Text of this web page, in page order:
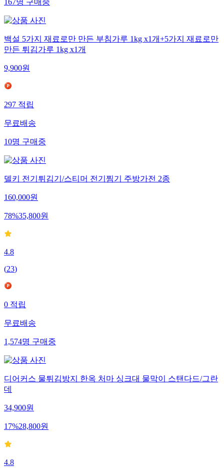
167명구매중
백설 5가지 재료로만 만든 부침가루 1kg x1개+5가지 재료로만
만든 튀김가루 1kg x1개
9,900원
297적립
무료배송
10명구매중
델키 전기튀김기/스티머 전기찜기 주방가전 2종
160,000원
78%35,800원
4.8
(23)
0적립
무료배송
1,574명구매중
디어커스 물튀김방지 한옥 처마 싱크대 물막이 스탠다드/그란
데
34,900원
17%28,800원
4.8